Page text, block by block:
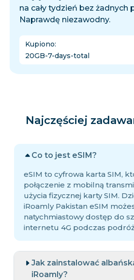
na cały tydzień bez żadnych
Naprawdę niezawodny.
Kupiono:
20GB-7-days-total
Najczęściej
Co to jest eSIM?
eSIM to cyfrowa karta SIM,
połączenie z mobilną
użycia fizycznej karty SIM.
iRoamly Pakistan eSIM
natychmiastowy dostęp do
internetu 4G podczas
Jak zainstalować
iRoamly?